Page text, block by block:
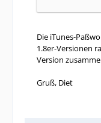
Die iTunes-
1.8er-Versionen
Version
Gruß, Diet